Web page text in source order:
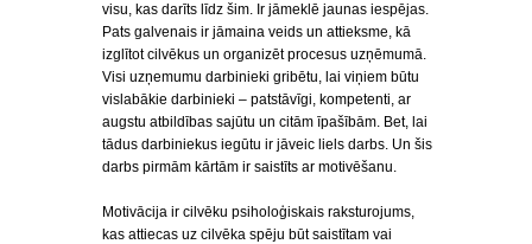
visu, kas darīts līdz šim. Ir jāmeklē jaunas iespējas.
Pats galvenais ir jāmaina veids un attieksme, kā
izglītot cilvēkus un organizēt procesus uzņēmumā.
Visi uzņemumu darbinieki gribētu, lai viņiem būtu
vislabākie darbinieki – patstāvīgi, kompetenti, ar
augstu atbildības sajūtu un citām īpašībām. Bet, lai
tādus darbiniekus iegūtu ir jāveic liels darbs. Un šis
darbs pirmām kārtām ir saistīts ar motivēšanu.
Motivācija ir cilvēku psiholoģiskais raksturojums,
kas attiecas uz cilvēka spēju būt saistītam vai